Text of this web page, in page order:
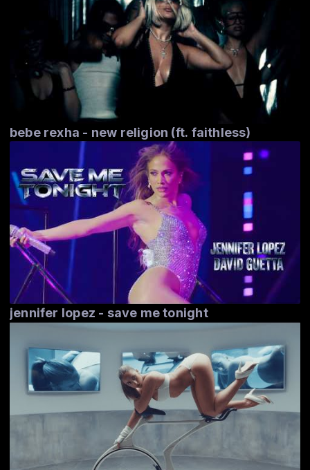
bebe rexha - new religion (ft. faithless)
jennifer lopez - save me tonight